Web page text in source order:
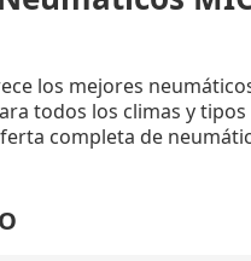
los mejores
todos los climas y
completa de